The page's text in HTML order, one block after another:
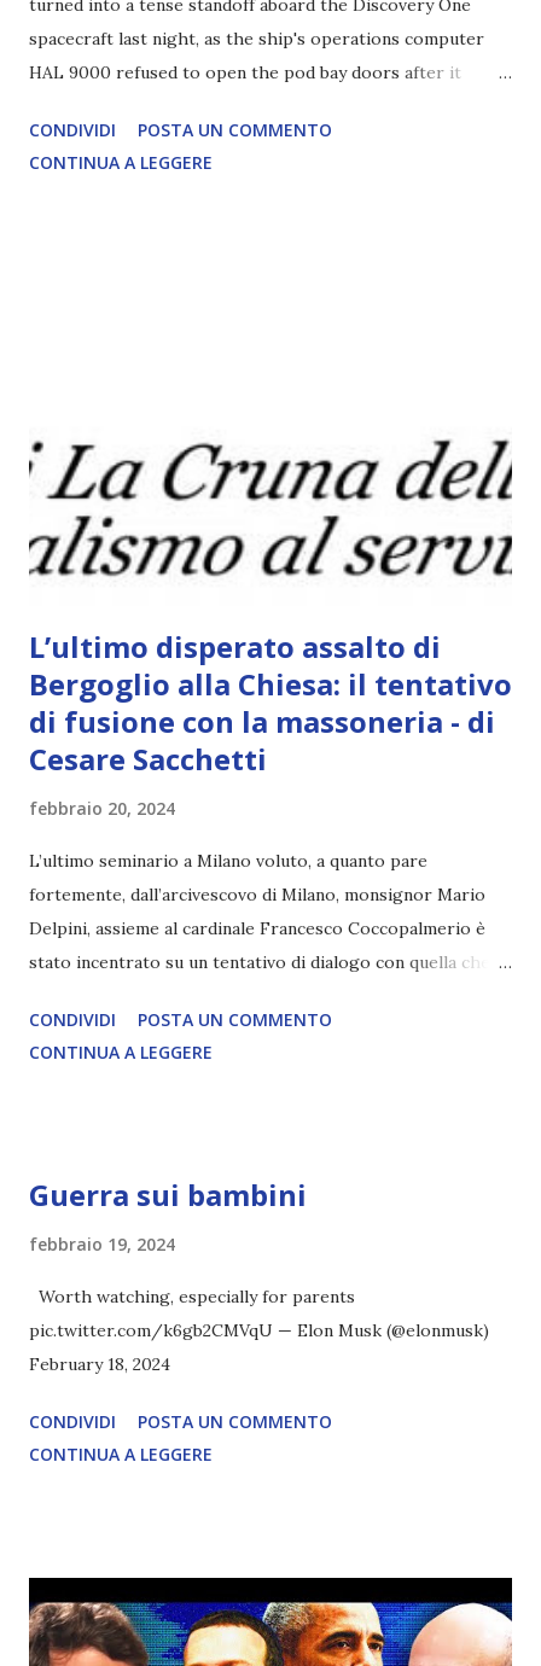
turned into a tense standoff aboard the Discovery One
spacecraft last night, as the ship's operations computer
HAL 9000 refused to open the pod bay doors after it
Articolo segnalato da oltre12.net LEGGI L'ARTICOLO
COMPLETO
CONDIVIDI
POSTA UN COMMENTO
CONTINUA A LEGGERE
L’ultimo disperato assalto di
Bergoglio alla Chiesa: il tentativo
di fusione con la massoneria - di
Cesare Sacchetti
febbraio 20, 2024
L’ultimo seminario a Milano voluto, a quanto pare
fortemente, dall’arcivescovo di Milano, monsignor Mario
Delpini, assieme al cardinale Francesco Coccopalmerio è
stato incentrato su un tentativo di dialogo con quella che
Cattolica, Articolo segnalato da oltre12.net LEGGI
L'ARTICOLO COMPLETO
CONDIVIDI
POSTA UN COMMENTO
CONTINUA A LEGGERE
Guerra sui bambini
febbraio 19, 2024
Worth watching, especially for parents
pic.twitter.com/k6gb2CMVqU — Elon Musk (@elonmusk)
February 18, 2024
CONDIVIDI
POSTA UN COMMENTO
CONTINUA A LEGGERE